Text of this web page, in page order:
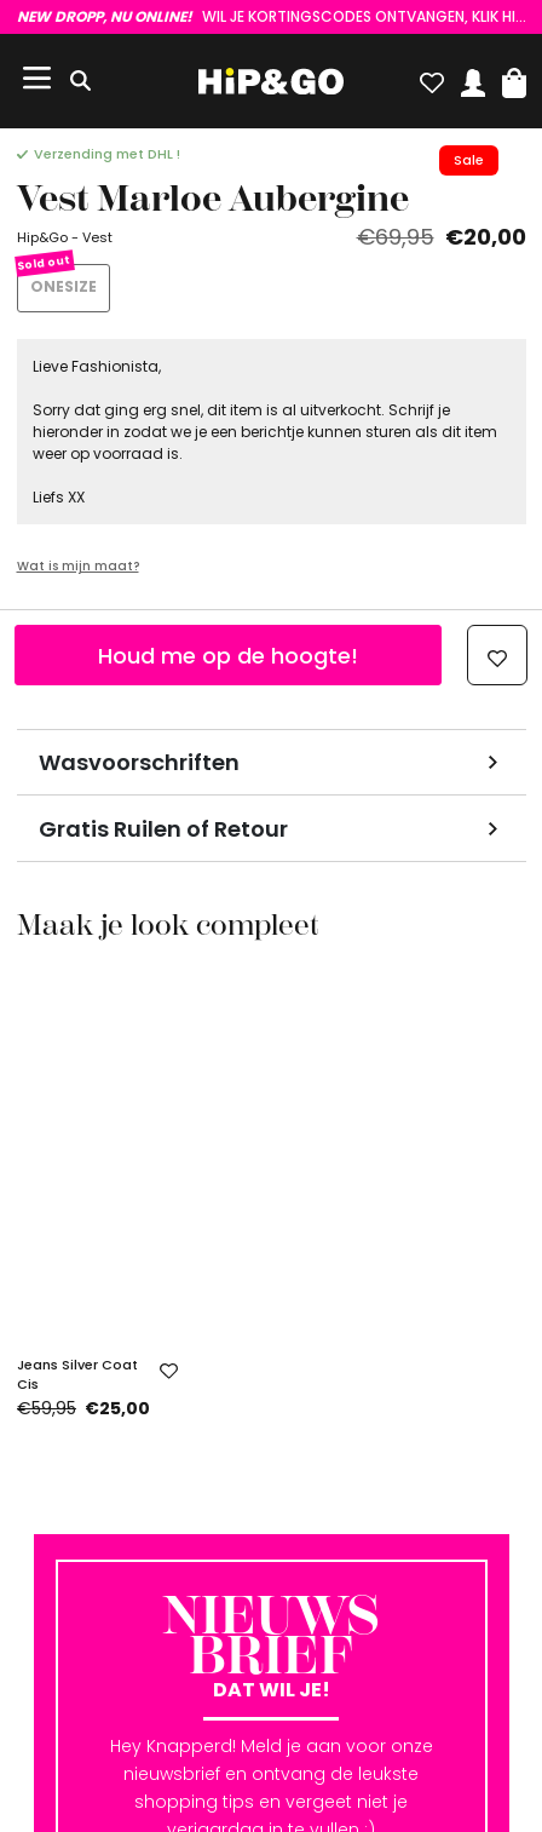
NEW DROPP, NU ONLINE! WIL JE KORTINGSCODES ONTVANGEN, KLIK HIER :)
Sale
Verzending met DHL !
Vest Marloe Aubergine
Hip&Go - Vest €69,95 €20,00
ONESIZE
Lieve Fashionista,
Sorry dat ging erg snel, dit item is al uitverkocht. Schrijf je
hieronder in zodat we je een berichtje kunnen sturen als dit item
weer op voorraad is.
Liefs XX
Wat is mijn maat?
Wasvoorschriften
Gratis Ruilen of Retour
Houd me op de hoogte!
Maak je look compleet
Jeans Silver Coat
Cis
€59,95 €25,00
NIEUWS
BRIEF
DAT WIL JE!
Hey Knapperd! Meld je aan voor onze
nieuwsbrief en ontvang de leukste
shopping tips en vergeet niet je